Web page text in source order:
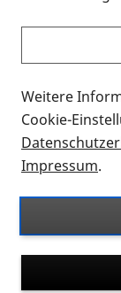
Sie möchten
suchen und
können?
Thema
für blinde
Auf dieser
Ort. Nutzen
nach Flyern
suchen. Die
Weitere
Cookie-
Impressum.